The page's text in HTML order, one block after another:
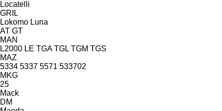
Locatelli
GRIL
Lokomo Luna
AT GT
MAN
L2000 LE TGA TGL TGM TGS
MAZ
5334 5337 5571 533702
MKG
25
Mack
DM